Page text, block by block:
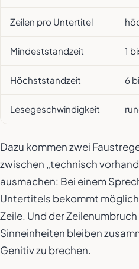
Zeilen pro Untertitel
Mindeststandzeit 1
Höchststandzeit 6
Lesegeschwindigkeit
Dazu kommen zwei
zwischen „technisch
ausmachen: Bei einem
Untertitels bekommt
Zeile. Und der
Sinneinheiten bleiben
Genitiv zu brechen.